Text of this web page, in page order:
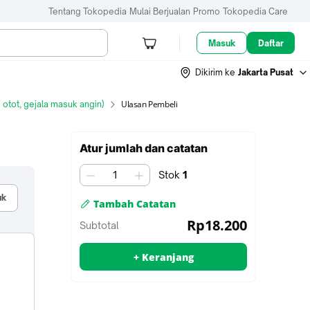
Tentang Tokopedia Mulai Berjualan Promo Tokopedia Care
Masuk Daftar
Dikirim ke Jakarta Pusat
gejala masuk angin) Ulasan Pembeli
Tambah
ke
keranjang
Atur jumlah dan catatan
jumlah Stok 1
Tambah Catatan
Subtotal Rp18.200
+ Keranjang
Tambah ke keranjang